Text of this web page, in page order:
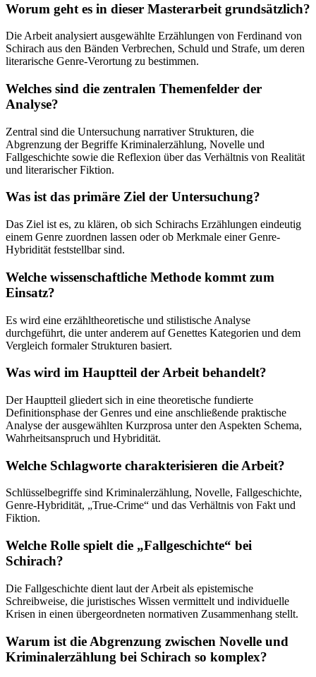
Worum geht es in dieser Masterarbeit grundsätzlich?
Die Arbeit analysiert ausgewählte Erzählungen von Ferdinand von
Schirach aus den Bänden Verbrechen, Schuld und Strafe, um deren
literarische Genre-Verortung zu bestimmen.
Welches sind die zentralen Themenfelder der
Analyse?
Zentral sind die Untersuchung narrativer Strukturen, die
Abgrenzung der Begriffe Kriminalerzählung, Novelle und
Fallgeschichte sowie die Reflexion über das Verhältnis von Realität
und literarischer Fiktion.
Was ist das primäre Ziel der Untersuchung?
Das Ziel ist es, zu klären, ob sich Schirachs Erzählungen eindeutig
einem Genre zuordnen lassen oder ob Merkmale einer Genre-
Hybridität feststellbar sind.
Welche wissenschaftliche Methode kommt zum
Einsatz?
Es wird eine erzähltheoretische und stilistische Analyse
durchgeführt, die unter anderem auf Genettes Kategorien und dem
Vergleich formaler Strukturen basiert.
Was wird im Hauptteil der Arbeit behandelt?
Der Hauptteil gliedert sich in eine theoretische fundierte
Definitionsphase der Genres und eine anschließende praktische
Analyse der ausgewählten Kurzprosa unter den Aspekten Schema,
Wahrheitsanspruch und Hybridität.
Welche Schlagworte charakterisieren die Arbeit?
Schlüsselbegriffe sind Kriminalerzählung, Novelle, Fallgeschichte,
Genre-Hybridität, „True-Crime“ und das Verhältnis von Fakt und
Fiktion.
Welche Rolle spielt die „Fallgeschichte“ bei
Schirach?
Die Fallgeschichte dient laut der Arbeit als epistemische
Schreibweise, die juristisches Wissen vermittelt und individuelle
Krisen in einen übergeordneten normativen Zusammenhang stellt.
Warum ist die Abgrenzung zwischen Novelle und
Kriminalerzählung bei Schirach so komplex?